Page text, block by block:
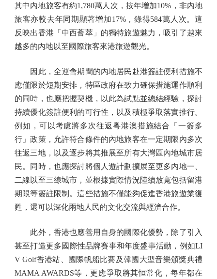
其中內地旅客有約1,780萬人次，按年增加10%，非內地
旅客亦較去年同期顯著增加17%，錄得584萬人次。這
反映出香港「中西薈萃」的獨特旅遊魅力，吸引了越來
越多的內地以至國際旅客來港旅遊觀光。
因此，全運會期間的內地居民赴港簽註便利措施不
應僅限於短期安排，特區政府在致力確保措施運作順利
的同時，也應把握契機，以此為試點並總結經驗，探討
持續優化簽註便利的可行性，以及積極爭取落實推行。
例如，可以考慮將多次往返粵港澳措施結合「一簽多
行」政策，允許符合條件的內地旅客在一定期限內多次
往返三地，以及逐步將其推展至所有大灣區內地城市居
民。同時，也應探討將個人遊計劃擴展至更多內地一、
二線以至三線城市，並根據實際情況陸續放寬包括留港
期限等簽註限制。這些措施不僅能夠促進香港旅遊業復
甦，還可以深化兩地人民的文化交流與經濟合作。
此外，香港也應善用自身的國際化優勢，除了引入
甚至打造更多國際性品牌賽事和年度盛事活動，例如LI
V Golf香港站、國際帆船比賽及韓國大型音樂頒獎典禮
MAMA AWARDS等，更應爭取將其恒常化，每年都在